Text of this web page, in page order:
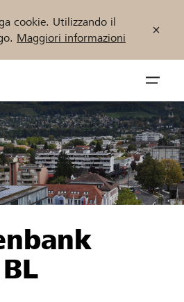
cookie. Utilizzando il
Maggiori informazioni
öffnen
Inizia ora